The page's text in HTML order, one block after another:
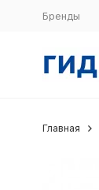
Бренды
Главная